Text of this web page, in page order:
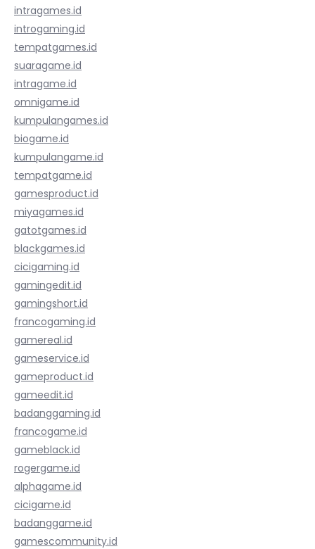
intragames.id
introgaming.id
tempatgames.id
suaragame.id
intragame.id
omnigame.id
kumpulangames.id
biogame.id
kumpulangame.id
tempatgame.id
gamesproduct.id
miyagames.id
gatotgames.id
blackgames.id
cicigaming.id
gamingedit.id
gamingshort.id
francogaming.id
gamereal.id
gameservice.id
gameproduct.id
gameedit.id
badanggaming.id
francogame.id
gameblack.id
rogergame.id
alphagame.id
cicigame.id
badanggame.id
gamescommunity.id